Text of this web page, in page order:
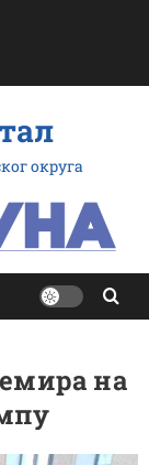
округа
на